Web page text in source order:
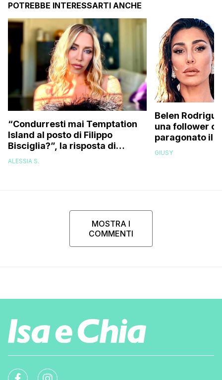
POTREBBE INTERESSARTI ANCHE
“Condurresti mai Temptation
Island al posto di Filippo
Bisciglia?”, la risposta di
Karina Cascella: “Andrei di
ALESSIA S.
Belen
una follower
paragonato il
compagno
GIUSY
MOSTRA I
COMMENTI